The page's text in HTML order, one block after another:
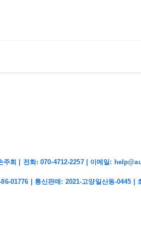
주희 | 전화: 070-4712-2257 | 이메일:
01776 | 통신판매: 2021-고양일산동-0445 |